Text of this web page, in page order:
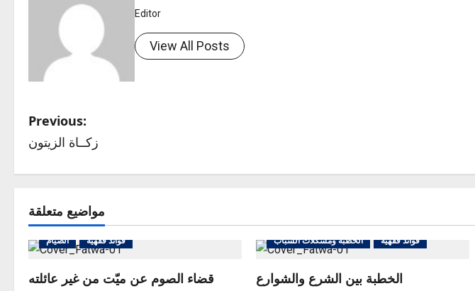
Editor
View All Posts
P
o
s
t
n
a
Previous:
زكــاة الزيتون
مواضيع متعلقة
الصيام فوائد فقهية
قضاء الصوم عن ميّت من غير عائلته
الخطبة ومشكلات الشباب فوائد فقهية
الخطبة بين الشرع والشوارع